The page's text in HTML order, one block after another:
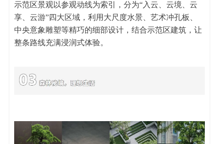
示范区景观以参观动线为索引，分为“入云、云境、云
享、云游”四大区域，利用大尺度水景、艺术冲孔板、
中央意象雕塑等精巧的细部设计，结合示范区建筑，让
整条路线充满浸润式体验。